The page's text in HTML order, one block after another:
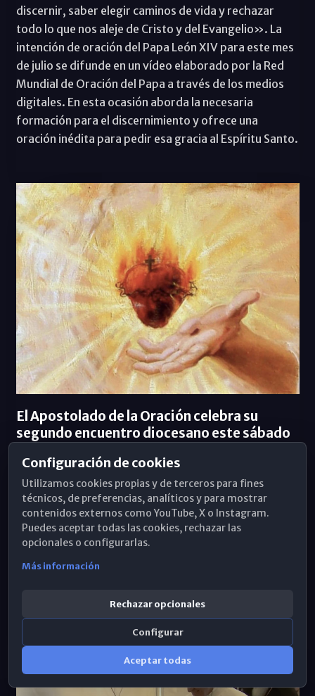
discernir, saber elegir caminos de vida y rechazar
todo lo que nos aleje de Cristo y del Evangelio». La
intención de oración del Papa León XIV para este mes
de julio se difunde en un vídeo elaborado por la Red
Mundial de Oración del Papa a través de los medios
digitales. En esta ocasión aborda la necesaria
formación para el discernimiento y ofrece una
oración inédita para pedir esa gracia al Espíritu Santo.
El Apostolado de la Oración celebra su
segundo encuentro diocesano este sábado
El sábado 14 de junio se celebra el II Encuentro
Diocesano del Apostolado de la Oración. El lugar es la
casa de espiritualidad Villa Nazaret, desde las 10
Configuración de cookies
Utilizamos cookies propias y de terceros para fines
técnicos, de preferencias, analíticos y para mostrar
contenidos externos como YouTube, X o Instagram.
Puedes aceptar todas las cookies, rechazar las
opcionales o configurarlas.
Más información
Rechazar opcionales
Configurar
Aceptar todas